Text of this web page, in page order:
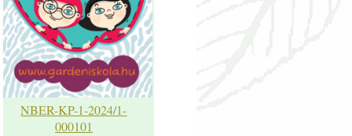
NBER-KP-1-2024/1-
000101